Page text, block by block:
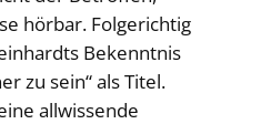
hörbar. Folgerichtig
Bekenntnis
zu sein“ als Titel.
allwissende